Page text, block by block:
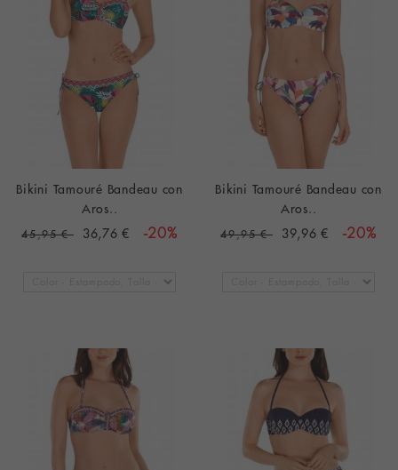
Bikini Tamouré Bandeau con
Aros..
45,95 € 36,76 € -20%
Bikini Tamouré Bandeau con
Aros..
49,95 € 39,96 € -20%